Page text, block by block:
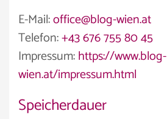
E-Mail:office@blog-wien.at
Telefon:+43 676 755 80 45
Impressum:https://www.blog-
wien.at/impressum.html
Speicherdauer